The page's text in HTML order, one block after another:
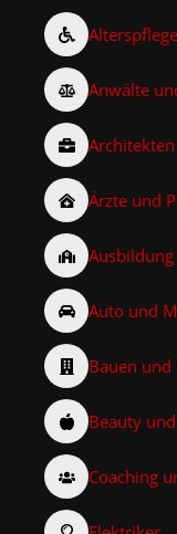
Anwälte
Ärzte und
Auto und
Bauen und
Beauty
Coaching